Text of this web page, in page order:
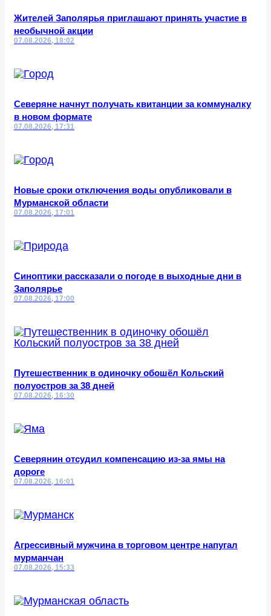
Жителей Заполярья приглашают принять участие в
необычной акции
07.08.2026, 18:02
Северяне начнут получать квитанции за коммуналку
в новом формате
07.08.2026, 17:31
Новые сроки отключения воды опубликовали в
Мурманской области
07.08.2026, 17:01
Синоптики рассказали о погоде в выходные дни в
Заполярье
07.08.2026, 17:00
Путешественник в одиночку обошёл Кольский
полуостров за 38 дней
07.08.2026, 16:30
Северянин отсудил компенсацию из-за ямы на
дороге
07.08.2026, 16:01
Агрессивный мужчина в торговом центре напугал
мурманчан
07.08.2026, 15:33